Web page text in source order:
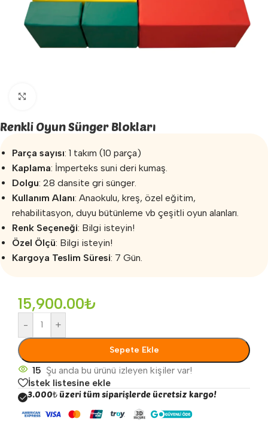
Renkli Oyun Sünger Blokları
Parça sayısı: 1 takım (10 parça)
Kaplama: İmperteks suni deri kumaş.
Dolgu: 28 dansite gri sünger.
Kullanım Alanı: Anaokulu, kreş, özel eğitim,
rehabilitasyon, duyu bütünleme vb çeşitli oyun alanları.
Renk Seçeneği: Bilgi isteyin!
Özel Ölçü: Bilgi isteyin!
Kargoya Teslim Süresi: 7 Gün.
15,900.00₺
- +
Sepete Ekle
15 Şu anda bu ürünü izleyen kişiler var!
İstek listesine ekle
3.000₺ üzeri tüm siparişlerde ücretsiz kargo!